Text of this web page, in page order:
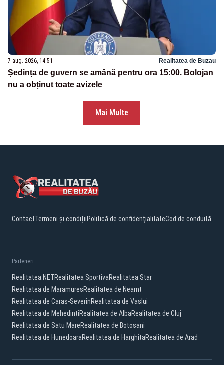
7 aug. 2026, 14:51 Realitatea de Buzau
Ședința de guvern se amână pentru ora 15:00. Bolojan
nu a obținut toate avizele
Mai Multe
ContactTermeni și condițiiPolitică de confidențialitateCod de conduită
Parteneri:
Realitatea.NETRealitatea SportivaRealitatea Star
Realitatea de MaramuresRealitatea de Neamt
Realitatea de Caras-SeverinRealitatea de Vaslui
Realitatea de MehedintiRealitatea de AlbaRealitatea de Cluj
Realitatea de Satu MareRealitatea de Botosani
Realitatea de HunedoaraRealitatea de HarghitaRealitatea de Arad